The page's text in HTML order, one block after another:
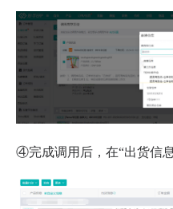
④完成调用后，在“出货信